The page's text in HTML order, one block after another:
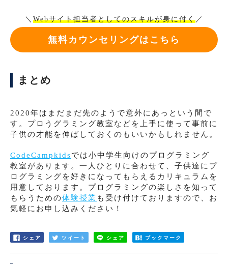
＼ Webサイト担当者としてのスキルが身に付く／
無料カウンセリングはこちら
まとめ
2020年はまだまだ先のようで意外にあっという間で
す。プロうグラミング教室などを上手に使って事前に
子供の才能を伸ばしておくのもいいかもしれません。
CodeCampkidsでは小中学生向けのプログラミング
教室があります。一人ひとりに合わせて、子供達にプ
ログラミングを好きになってもらえるカリキュラムを
用意しております。プログラミングの楽しさを知って
もらうための体験授業 も受け付けておりますので、お
気軽にお申し込みください！
シェア ツイート シェア ブックマーク